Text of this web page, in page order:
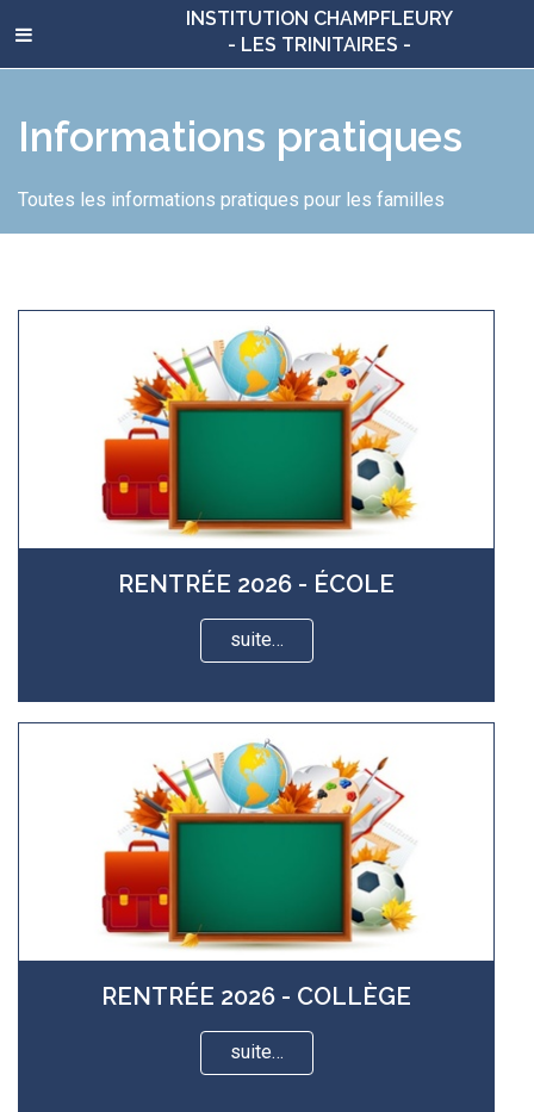
INSTITUTION CHAMPFLEURY
- LES TRINITAIRES -
Informations pratiques
Toutes les informations pratiques pour les familles
RENTRÉE 2026 - ÉCOLE
suite…
RENTRÉE 2026 - COLLÈGE
suite…